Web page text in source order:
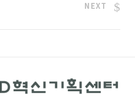
NEXT